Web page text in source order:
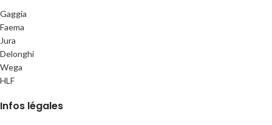
Gaggia
Faema
Jura
Delonghi
Wega
HLF
Infos légales